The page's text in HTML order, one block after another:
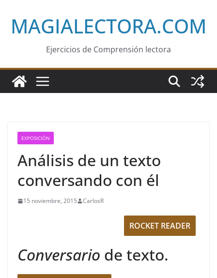
contenido
MAGIALECTORA.COM
Ejercicios de Comprensión lectora
EXPOSICIÓN
Análisis de un texto
conversando con él
15 noviembre, 2015 CarlosR
ROCKET READER
Conversario de texto.